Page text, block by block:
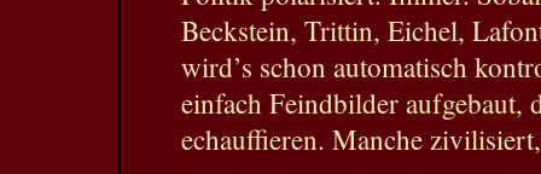
Beckstein, Trittin, Eichel,
wird’s schon automatisch
einfach Feindbilder aufgebaut,
echauffieren. Manche